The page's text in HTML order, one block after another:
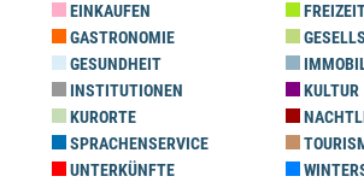
EINKAUFEN
GASTRONOMIE
GESUNDHEIT
INSTITUTIONEN
KULTUR
KURORTE
SPRACHENSERVICE
UNTERKÜNFTE